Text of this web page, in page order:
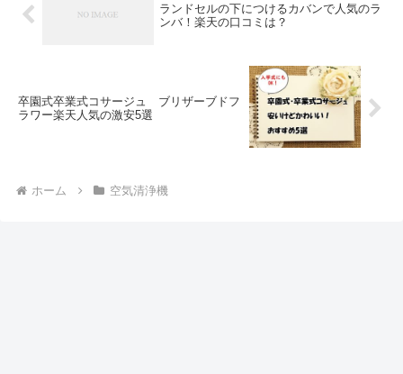
ランドセルの下につけるカバンで人気のラ
ンバ！楽天の口コミは？
卒園式卒業式コサージュ ブリザーブドフ
ラワー楽天人気の激安5選
ホーム 空気清浄機